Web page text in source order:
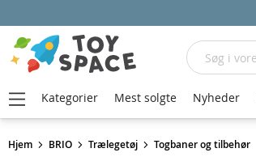
Hjem BRIO Trælegetøj Togbaner og tilbehør
Søg
Kategorier Mest solgte Nyheder